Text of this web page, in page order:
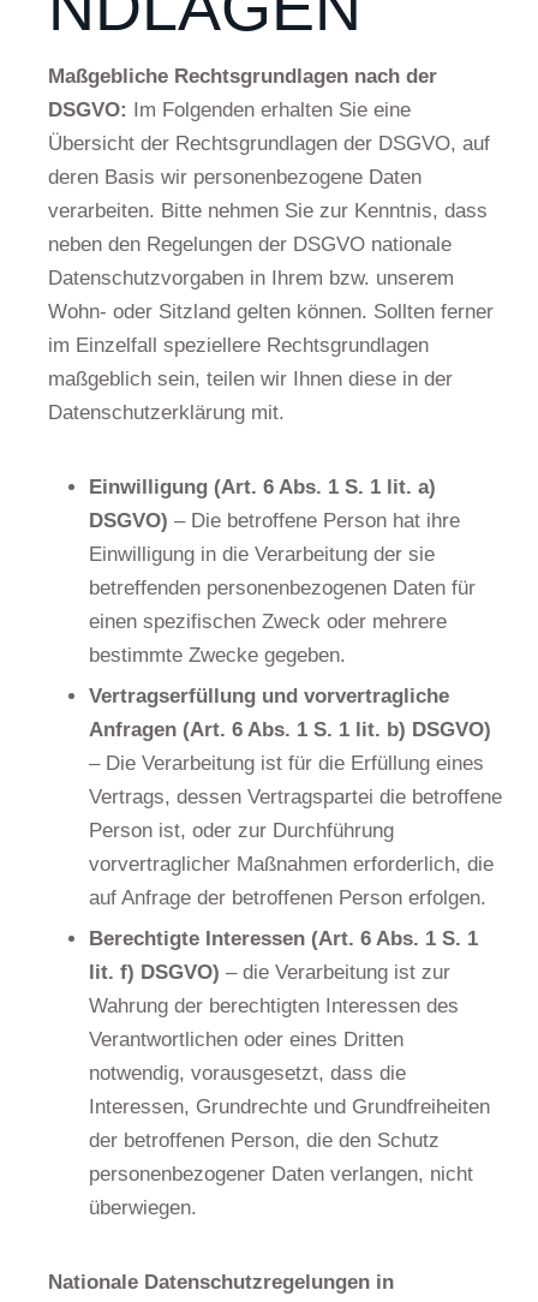
Maßgebliche Rechtsgrundlagen nach der
DSGVO: Im Folgenden erhalten Sie eine
Übersicht der Rechtsgrundlagen der DSGVO, auf
deren Basis wir personenbezogene Daten
verarbeiten. Bitte nehmen Sie zur Kenntnis, dass
neben den Regelungen der DSGVO nationale
Datenschutzvorgaben in Ihrem bzw. unserem
Wohn- oder Sitzland gelten können. Sollten ferner
im Einzelfall speziellere Rechtsgrundlagen
maßgeblich sein, teilen wir Ihnen diese in der
Datenschutzerklärung mit.
Einwilligung (Art. 6 Abs. 1 S. 1 lit. a)
DSGVO) – Die betroffene Person hat ihre
Einwilligung in die Verarbeitung der sie
betreffenden personenbezogenen Daten für
einen spezifischen Zweck oder mehrere
bestimmte Zwecke gegeben.
Vertragserfüllung und vorvertragliche
Anfragen (Art. 6 Abs. 1 S. 1 lit. b) DSGVO)
– Die Verarbeitung ist für die Erfüllung eines
Vertrags, dessen Vertragspartei die betroffene
Person ist, oder zur Durchführung
vorvertraglicher Maßnahmen erforderlich, die
auf Anfrage der betroffenen Person erfolgen.
Berechtigte Interessen (Art. 6 Abs. 1 S. 1
lit. f) DSGVO) – die Verarbeitung ist zur
Wahrung der berechtigten Interessen des
Verantwortlichen oder eines Dritten
notwendig, vorausgesetzt, dass die
Interessen, Grundrechte und Grundfreiheiten
der betroffenen Person, die den Schutz
personenbezogener Daten verlangen, nicht
überwiegen.
Nationale Datenschutzregelungen in